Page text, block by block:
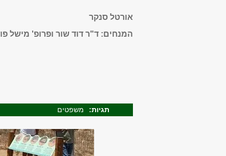
אורטל סנקר
המנחים: ד"ר דוד שור ופרופ' מישל
תגיות: משפטים